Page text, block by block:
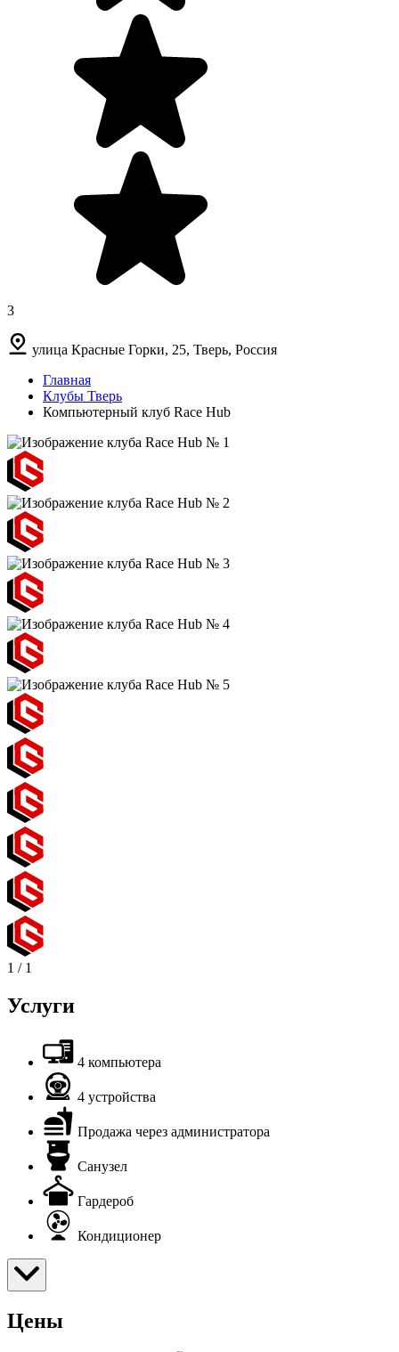
3
улица Красные Горки, 25, Тверь, Россия
Главная
Клубы Тверь
Компьютерный клуб Race Hub
1 / 1
Услуги
4 компьютера
4 устройства
Продажа через администратора
Санузел
Гардероб
Кондиционер
Цены